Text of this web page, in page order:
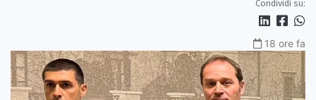
Condividi su:
18 ore fa